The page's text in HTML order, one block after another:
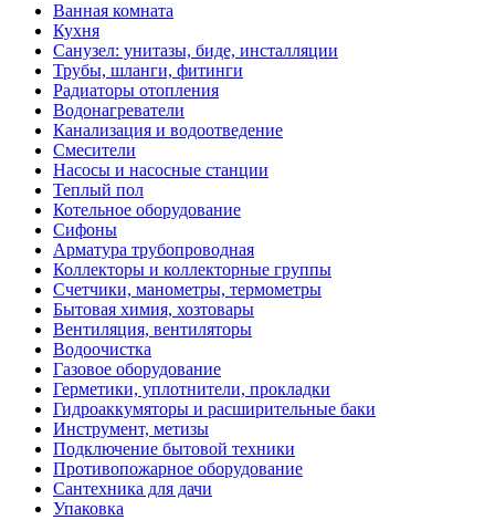
Ванная комната
Кухня
Санузел: унитазы, биде, инсталляции
Трубы, шланги, фитинги
Радиаторы отопления
Водонагреватели
Канализация и водоотведение
Смесители
Насосы и насосные станции
Теплый пол
Котельное оборудование
Сифоны
Арматура трубопроводная
Коллекторы и коллекторные группы
Счетчики, манометры, термометры
Бытовая химия, хозтовары
Вентиляция, вентиляторы
Водоочистка
Газовое оборудование
Герметики, уплотнители, прокладки
Гидроаккумяторы и расширительные баки
Инструмент, метизы
Подключение бытовой техники
Противопожарное оборудование
Сантехника для дачи
Упаковка